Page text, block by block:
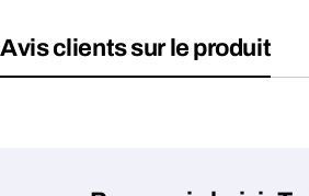
Poser une question
Avis clients sur le produit